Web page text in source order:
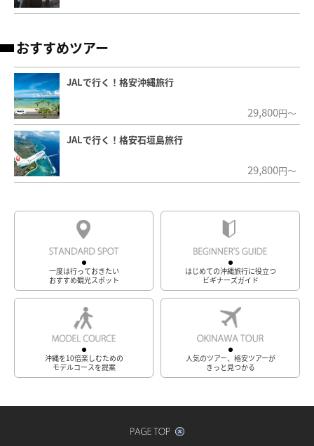
おすすめツアー
JALで行く！格安沖縄旅行
29,800円～
JALで行く！格安石垣島旅行
29,800円～
一度は行っておきたい
おすすめ観光スポット
はじめての沖縄旅行に役立つ
ビギナーズガイド
沖縄を10倍楽しむための
モデルコースを提案
人気のツアー、格安ツアーが
きっと見つかる